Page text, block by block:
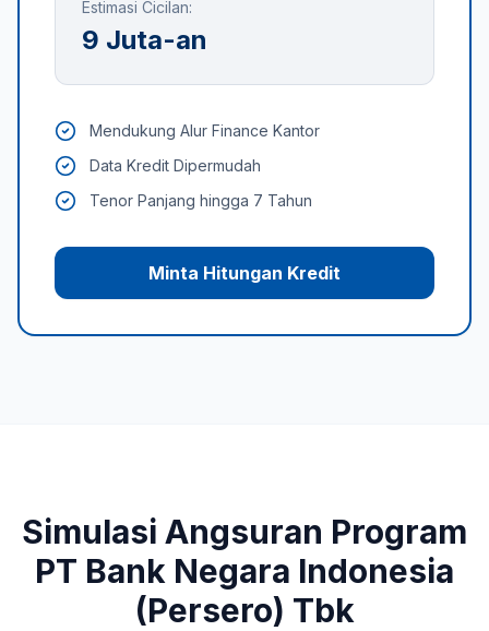
Estimasi Cicilan:
9 Juta-an
Mendukung Alur Finance Kantor
Data Kredit Dipermudah
Tenor Panjang hingga 7 Tahun
Minta Hitungan Kredit
Simulasi Angsuran Program
PT Bank Negara Indonesia
(Persero) Tbk